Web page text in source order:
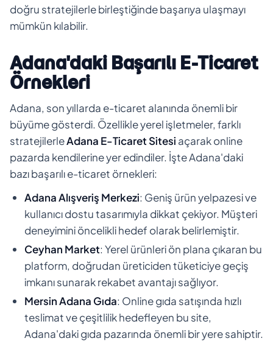
doğru stratejilerle birleştiğinde başarıya ulaşmayı
mümkün kılabilir.
Adana'daki Başarılı E-Ticaret
Örnekleri
Adana, son yıllarda e-ticaret alanında önemli bir
büyüme gösterdi. Özellikle yerel işletmeler, farklı
stratejilerleAdana E-Ticaret Sitesi açarak online
pazarda kendilerine yer edindiler. İşte Adana'daki
bazı başarılı e-ticaret örnekleri:
Adana Alışveriş Merkezi: Geniş ürün yelpazesi ve
kullanıcı dostu tasarımıyla dikkat çekiyor. Müşteri
deneyimini öncelikli hedef olarak belirlemiştir.
Ceyhan Market: Yerel ürünleri ön plana çıkaran bu
platform, doğrudan üreticiden tüketiciye geçiş
imkanı sunarak rekabet avantajı sağlıyor.
Mersin Adana Gıda: Online gıda satışında hızlı
teslimat ve çeşitlilik hedefleyen bu site,
Adana'daki gıda pazarında önemli bir yere sahiptir.